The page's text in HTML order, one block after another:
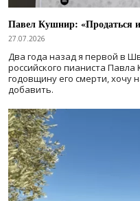
Павел Кушнир: «Продаться
27.07.2026
Два года назад я первой в
российского пианиста
годовщину его смерти, хочу
добавить.